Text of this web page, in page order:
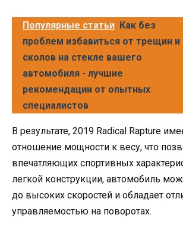
Популярные статьи Как без
проблем избавиться от трещин и
сколов на стекле вашего
автомобиля - лучшие
рекомендации от опытных
специалистов
В результате, 2019 Radical Rapture
отношение мощности к весу, что
впечатляющих спортивных
легкой конструкции, автомобиль
до высоких скоростей и обладает
управляемостью на поворотах.